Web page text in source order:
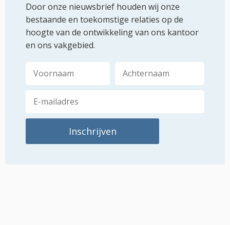
Door onze nieuwsbrief houden wij onze
bestaande en toekomstige relaties op de
hoogte van de ontwikkeling van ons kantoor
en ons vakgebied.